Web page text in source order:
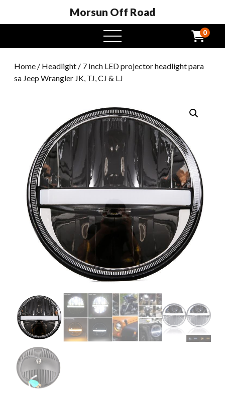
Morsun Off Road
Buksan
ang
0
Home / Headlight / 7 Inch LED projector headlight para
sa Jeep Wrangler JK, TJ, CJ & LJ